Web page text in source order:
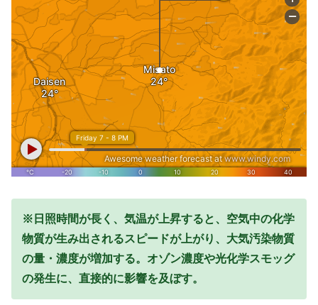
※日照時間が長く、気温が上昇すると、空気中の化学
物質が生み出されるスピードが上がり、大気汚染物質
の量・濃度が増加する。オゾン濃度や光化学スモッグ
の発生に、直接的に影響を及ぼす。